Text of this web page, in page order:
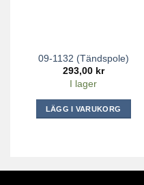
09-1132 (Tändspole)
293,00 kr
I lager
LÄGG I VARUKORG